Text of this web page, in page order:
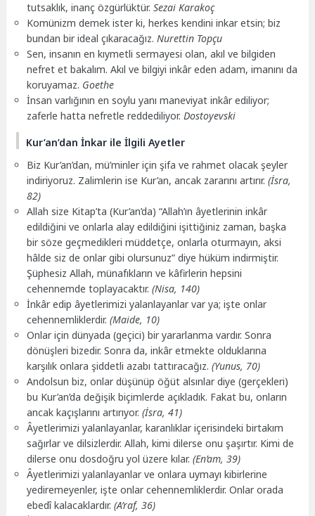
tutsaklık, inanç özgürlüktür.Sezai Karakoç
Komünizm demek ister ki, herkes kendini inkar etsin; biz
bundan bir ideal çıkaracağız.Nurettin Topçu
Sen, insanın en kıymetli sermayesi olan, akıl ve bilgiden
nefret et bakalım. Akıl ve bilgiyi inkâr eden adam, imanını da
koruyamaz. Goethe
İnsan varlığının en soylu yanı maneviyat inkâr ediliyor;
zaferle hatta nefretle reddediliyor.Dostoyevski
Kur’an’dan İnkar ile İlgili Ayetler
Biz Kur’an’dan, mü’minler için şifa ve rahmet olacak şeyler
indiriyoruz. Zalimlerin ise Kur’an, ancak zararını artırır.(İsra,
82)
Allah size Kitap’ta (Kur’an’da) “Allah’ın âyetlerinin inkâr
edildiğini ve onlarla alay edildiğini işittiğiniz zaman, başka
bir söze geçmedikleri müddetçe, onlarla oturmayın, aksi
hâlde siz de onlar gibi olursunuz” diye hüküm indirmiştir.
Şüphesiz Allah, münafıkların ve kâfirlerin hepsini
cehennemde toplayacaktır.(Nisa, 140)
İnkâr edip âyetlerimizi yalanlayanlar var ya; işte onlar
cehennemliklerdir.(Maide, 10)
Onlar için dünyada (geçici) bir yararlanma vardır. Sonra
dönüşleri bizedir. Sonra da, inkâr etmekte olduklarına
karşılık onlara şiddetli azabı tattıracağız.(Yunus, 70)
Andolsun biz, onlar düşünüp öğüt alsınlar diye (gerçekleri)
bu Kur’an’da değişik biçimlerde açıkladık. Fakat bu, onların
ancak kaçışlarını artırıyor.(İsra, 41)
Âyetlerimizi yalanlayanlar, karanlıklar içerisindeki birtakım
sağırlar ve dilsizlerdir. Allah, kimi dilerse onu şaşırtır. Kimi de
dilerse onu dosdoğru yol üzere kılar.(En’am, 39)
Âyetlerimizi yalanlayanlar ve onlara uymayı kibirlerine
yediremeyenler, işte onlar cehennemliklerdir. Onlar orada
ebedî kalacaklardır.(A’raf, 36)